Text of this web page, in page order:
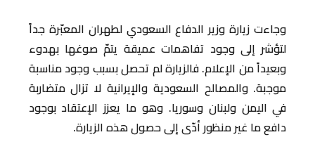
وجاءت زيارة وزير الدفاع السعودي لطهران المعبّرة جداً
لتؤشر إلى وجود تفاهمات عميقة يتمّ صوغها بهدوء
وبعيداً من الإعلام. فالزيارة لم تحصل بسبب وجود مناسبة
موجبة. والمصالح السعودية والإيرانية لا تزال متضاربة
في اليمن ولبنان وسوريا. وهو ما يعزز الإعتقاد بوجود
دافع ما غير منظور أدّى إلى حصول هذه الزيارة.